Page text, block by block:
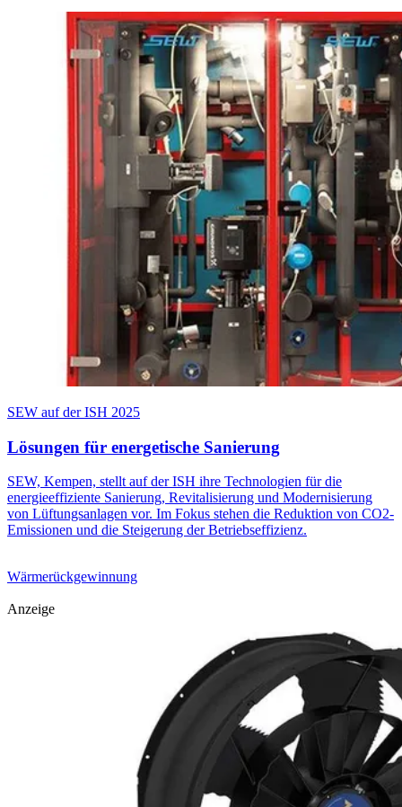
SEW auf der ISH 2025
Lösungen für energetische Sanierung
SEW, Kempen, stellt auf der ISH ihre Technologien für die
energieeffiziente Sanierung, Revitalisierung und Modernisierung
von Lüftungsanlagen vor. Im Fokus stehen die Reduktion von CO2-
Emissionen und die Steigerung der Betriebseffizienz.
Wärmerückgewinnung
Anzeige